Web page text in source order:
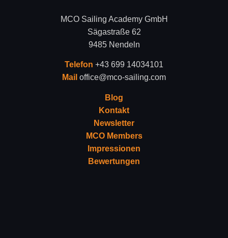
MCO Sailing Academy GmbH
Sägastraße 62
9485 Nendeln
Telefon +43 699 14034101
Mail office@mco-sailing.com
Blog
Kontakt
Newsletter
MCO Members
Impressionen
Bewertungen